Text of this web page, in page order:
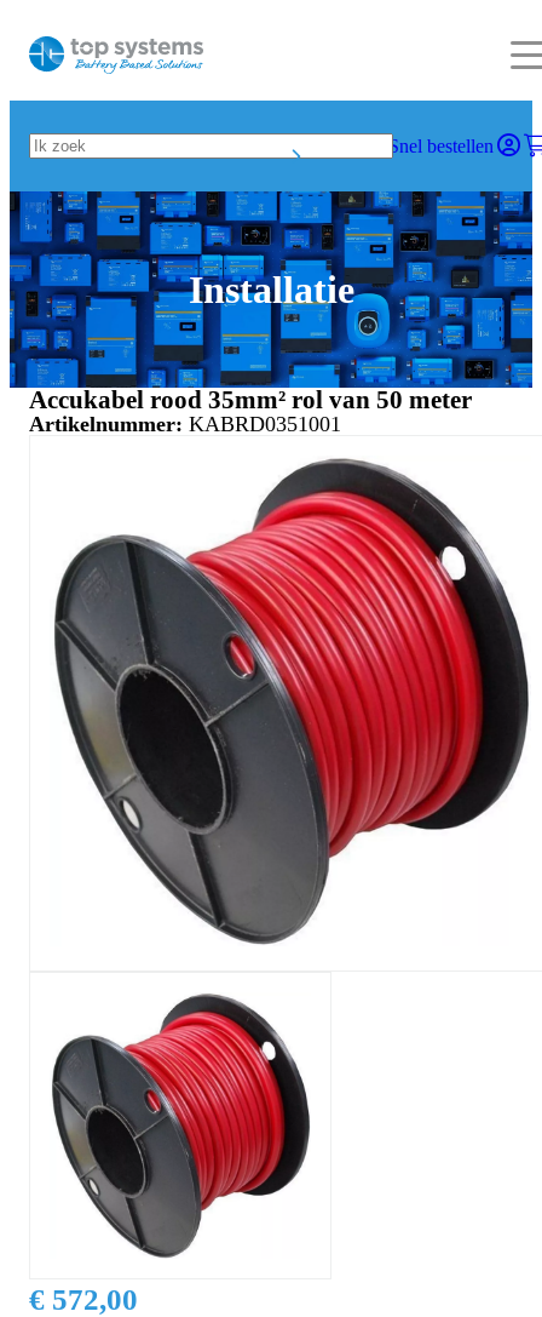
Snel bestellen
Installatie
Accukabel rood 35mm² rol van 50 meter
Artikelnummer: KABRD0351001
€ 572,00